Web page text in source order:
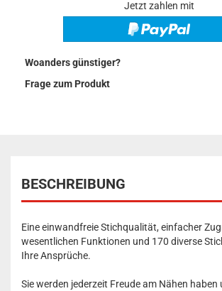
Jetzt zahlen mit
Woanders günstiger?
Frage zum Produkt
BESCHREIBUNG
Eine einwandfreie Stichqualität, einfacher
wesentlichen Funktionen und 170 diverse
Ihre Ansprüche.
Sie werden jederzeit Freude am Nähen